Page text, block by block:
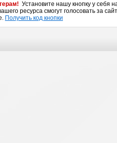
Установите нашу кнопку у себя
ресурса смогут голосовать за
Получить код кнопки